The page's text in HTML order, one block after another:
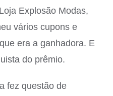
Explosão Modas,
vários cupons e
era a ganhadora. E
do prêmio.
fez questão de